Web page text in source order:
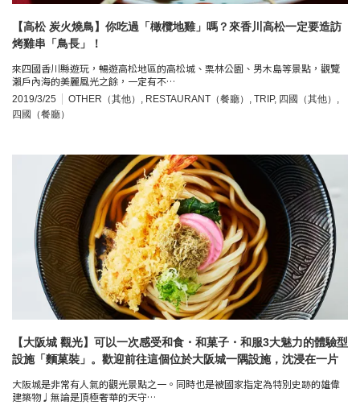
【高松 炭火燒鳥】你吃過「橄欖地雞」嗎？來香川高松一定要造訪
烤雞串「鳥長」！
來四國香川縣遊玩，暢遊高松地區的高松城、栗林公園、男木島等景點，觀覽
瀨戶內海的美麗風光之餘，一定有不…
2019/3/25 OTHER（其他） , RESTAURANT（餐廳） , TRIP, 四國（其他） ,
四國（餐廳）
【大阪城 觀光】可以一次感受和食・和菓子・和服3大魅力的體驗型
設施「麵菓裝」。歡迎前往這個位於大阪城一隅設施，沈浸在一片
大阪城是非常有人氣的觀光景點之一。同時也是被國家指定為特別史跡的雄偉
建築物♩無論是頂極奢華的天守…